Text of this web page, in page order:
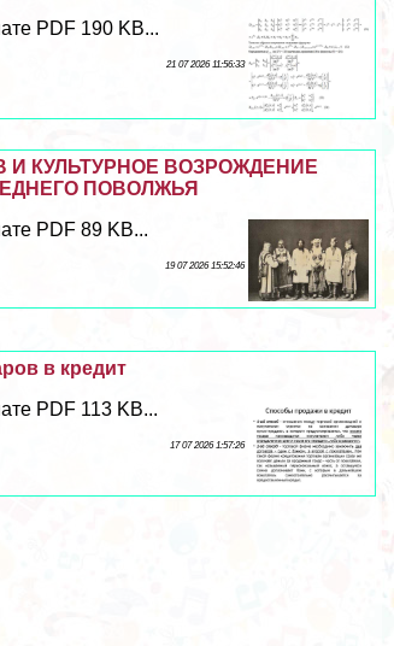
PDF 190 KB...
21 07 2026 11:56:33
И КУЛЬТУРНОЕ ВОЗРОЖДЕНИЕ
ПОВОЛЖЬЯ
PDF 89 KB...
19 07 2026 15:52:46
в кредит
PDF 113 KB...
17 07 2026 1:57:26